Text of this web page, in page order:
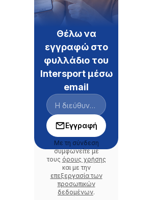
Θέλω να
εγγραφώ στο
φυλλάδιο του
Intersport μέσω
email
Εγγραφή
Με τη σύνδεση
συμφωνείτε με
τους όρους χρήσης
και με την
επεξεργασία των
προσωπικών
δεδομένων.